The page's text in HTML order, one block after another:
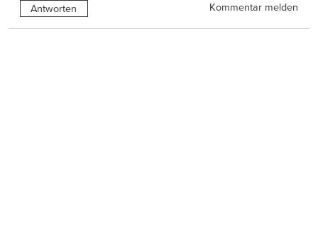
Antworten Kommentar melden